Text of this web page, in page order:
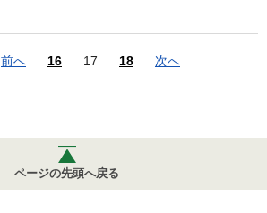
前へ 16 17 18 次へ
ページの先頭へ戻る